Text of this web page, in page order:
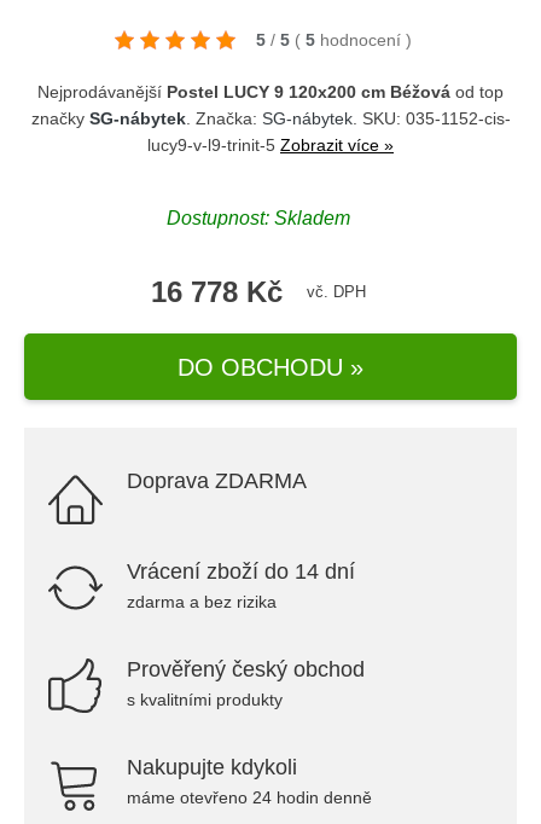
5 / 5 ( 5 hodnocení )
Nejprodávanější Postel LUCY 9 120x200 cm Béžová od top
značky SG-nábytek. Značka: SG-nábytek. SKU: 035-1152-cis-
lucy9-v-l9-trinit-5 Zobrazit více »
Dostupnost: Skladem
16 778 Kč vč. DPH
DO OBCHODU »
Doprava ZDARMA
Vrácení zboží do 14 dní
zdarma a bez rizika
Prověřený český obchod
s kvalitními produkty
Nakupujte kdykoli
máme otevřeno 24 hodin denně